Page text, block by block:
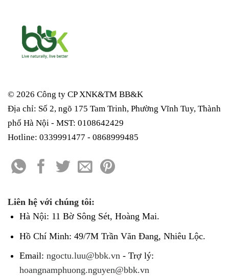
© 2026 Công ty CP XNK&TM BB&K
Địa chỉ: Số 2, ngõ 175 Tam Trinh, Phường Vĩnh Tuy, Thành
phố Hà Nội - MST: 0108642429
Hotline: 0339991477 - 0868999485
Liên hệ với chúng tôi:
Hà Nội: 11 Bờ Sông Sét, Hoàng Mai.
Hồ Chí Minh: 49/7M Trần Văn Đang, Nhiêu Lộc.
Email: ngoctu.luu@bbk.vn- Trợ lý:
hoangnamphuong.nguyen@bbk.vn